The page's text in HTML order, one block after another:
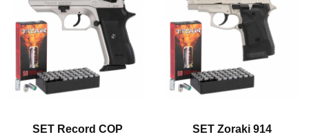
SET Record COP
SET Zoraki 914